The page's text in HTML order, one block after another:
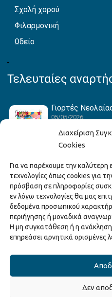
Διαχείριση
Cookies
Για να παρέχουμε την καλύτερη
τεχνολογίες όπως cookies για
πρόσβαση σε πληροφορίες
εν λόγω τεχνολογίες θα μας
δεδομένα προσωπικού
περιήγησης ή μοναδικά
Η μη συγκατάθεση ή η
επηρεάσει αρνητικά ορισμένες
Δεν
Σχολή χορού
Φιλαρμονική
Ωδείο
Τελευταίες
Γιορτές
05/05/2026
Hack the Match:
Αθλήματα!
Game Story!
22/04/2026
Ξάνθη – Πόλις
2026
15/04/2026